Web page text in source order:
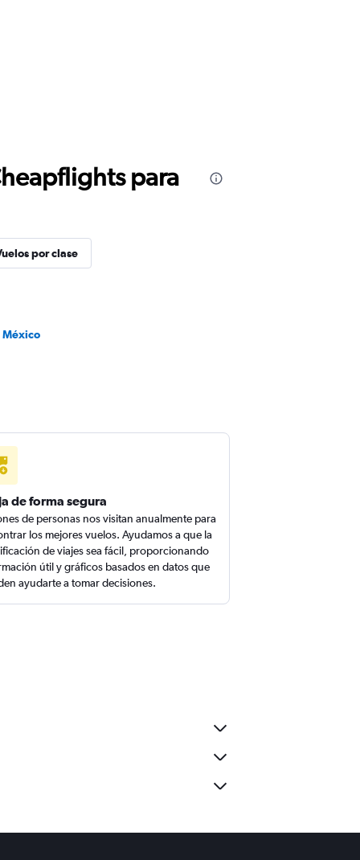
para
por clase
México
de forma segura
de personas nos visitan anualmente para
los mejores vuelos. Ayudamos a que la
de viajes sea fácil, proporcionando
útil y gráficos basados en datos que
ayudarte a tomar decisiones.